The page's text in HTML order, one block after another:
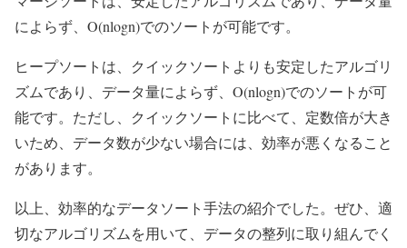
によらず、O(nlogn)でのソートが可能です。
ヒープソートは、クイックソートよりも安定したアルゴリ
ズムであり、データ量によらず、O(nlogn)でのソートが可
能です。ただし、クイックソートに比べて、定数倍が大き
いため、データ数が少ない場合には、効率が悪くなること
があります。
以上、効率的なデータソート手法の紹介でした。ぜひ、適
切なアルゴリズムを用いて、データの整列に取り組んでく